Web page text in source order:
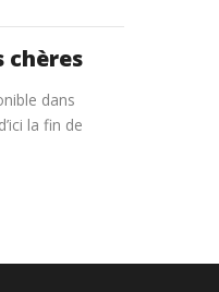
chères
dans
la fin de